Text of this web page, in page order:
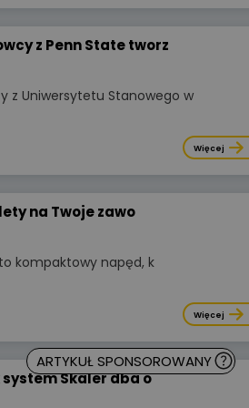
z Penn State tworz
z Uniwersytetu Stanowego w
Więcej
na Twoje zawo
to kompaktowy napęd, k
Więcej
ARTYKUŁ SPONSOROWANY
Skaler dba o
WIDEOPREZENTACJA Wyświetlono3